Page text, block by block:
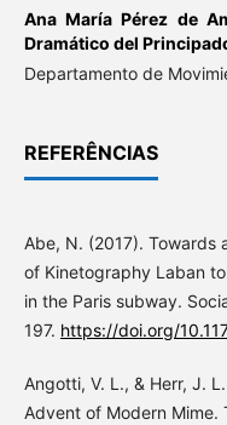
Ana María Pérez de
Dramático del
Departamento de
REFERÊNCIAS
Abe, N. (2017). Towards
of Kinetography Laban
in the Paris subway.
197. https://doi.org/
Angotti, V. L., & Herr, J.
Advent of Modern Mime.